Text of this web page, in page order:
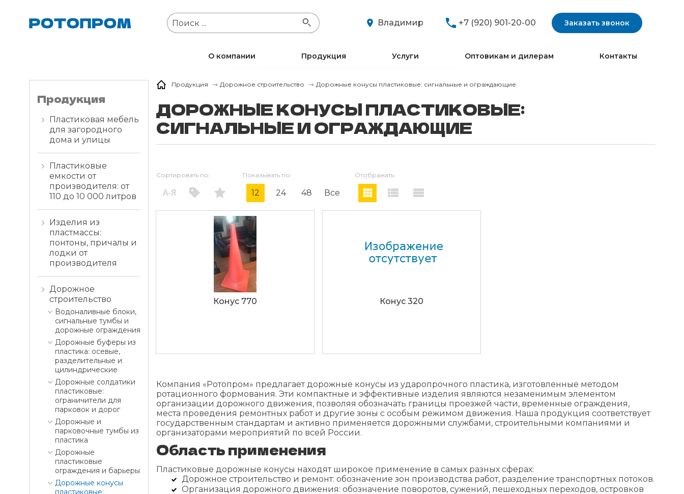
info@XXX.ru
+7 (920) 901-20-00
Владимир Заказать звонок
О компании Продукция Услуги Оптовикам и дилерам Контакты
Продукция
Пластиковая мебель
для загородного
дома и улицы
Пластиковые
емкости от
производителя: от
110 до 10 000 литров
Изделия из
пластмассы:
понтоны, причалы и
лодки от
производителя
Дорожное
строительство
Водоналивные блоки,
сигнальные тумбы и
дорожные ограждения
Дорожные буферы из
пластика: осевые,
разделительные и
цилиндрические
Дорожные солдатики
пластиковые:
ограничители для
парковок и дорог
Дорожные и
парковочные тумбы из
пластика
Дорожные
пластиковые
ограждения и барьеры
Дорожные конусы
пластиковые:
Продукция Дорожное строительство Дорожные конусы пластиковые: сигнальные и ограждающие
ДОРОЖНЫЕ КОНУСЫ ПЛАСТИКОВЫЕ:
СИГНАЛЬНЫЕ И ОГРАЖДАЮЩИЕ
Сортировать по: Показывать по:
12 24 48 Все
Отображать:
Подробнее
Конус 770
Подробнее
Конус 320
Компания «Ротопром» предлагает дорожные конусы из ударопрочного пластика, изготовленные методом
ротационного формования. Эти компактные и эффективные изделия являются незаменимым элементом
организации дорожного движения, позволяя обозначать границы проезжей части, временные ограждения,
места проведения ремонтных работ и другие зоны с особым режимом движения. Наша продукция соответствует
государственным стандартам и активно применяется дорожными службами, строительными компаниями и
организаторами мероприятий по всей России.
Область применения
Пластиковые дорожные конусы находят широкое применение в самых разных сферах:
Дорожное строительство и ремонт: обозначение зон производства работ, разделение транспортных потоков.
Организация дорожного движения: обозначение поворотов, сужений, пешеходных переходов, островков